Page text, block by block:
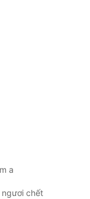
a
ngươi chết